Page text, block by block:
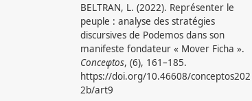
BELTRAN, L. (2022). Représenter le
peuple : analyse des stratégies
discursives de Podemos dans son
manifeste fondateur « Mover Ficha ».
Conceφtos, (6), 161–185.
https://doi.org/10.46608/conceptos202
2b/art9